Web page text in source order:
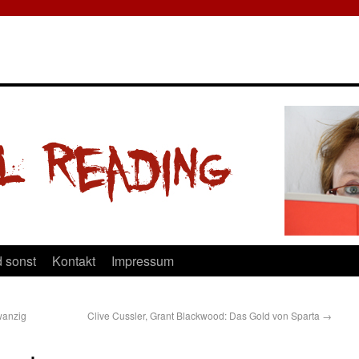
sonst Kontakt Impressum
Clive Cussler, Grant Blackwood: Das Gold von Sparta →